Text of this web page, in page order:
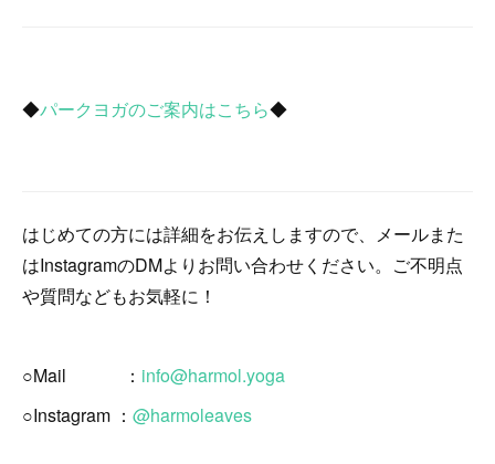
◆パークヨガのご案内はこちら◆
はじめての方には詳細をお伝えしますので、メールまた
はInstagramのDMよりお問い合わせください。ご不明点
や質問などもお気軽に！
○Mail ： info@harmol.yoga
○Instagram ： @harmoleaves